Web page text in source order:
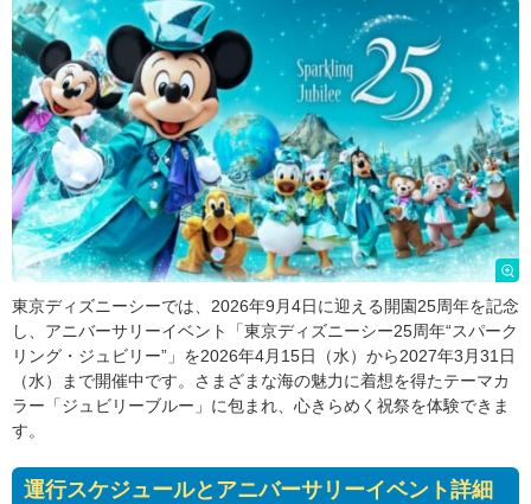
東京ディズニーシーでは、2026年9月4日に迎える開園25周年を記念
し、アニバーサリーイベント「東京ディズニーシー25周年“スパーク
リング・ジュビリー”」を2026年4月15日（水）から2027年3月31日
（水）まで開催中です。さまざまな海の魅力に着想を得たテーマカ
ラー「ジュビリーブルー」に包まれ、心きらめく祝祭を体験できま
す。
運行スケジュールとアニバーサリーイベント詳細